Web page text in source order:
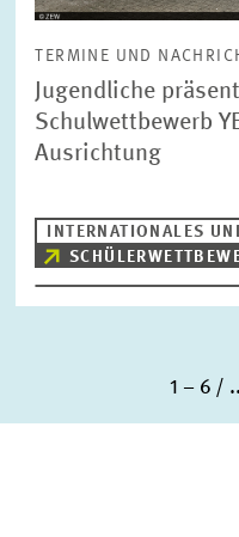
TERMINE UND
Jugendliche
Schulwettbewerb
Ausrichtung
INTERNATIONALES
1 – 6